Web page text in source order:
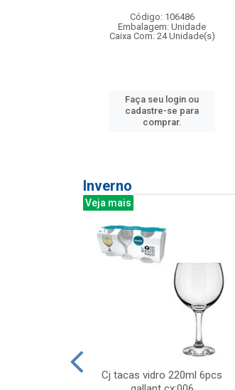
Código: 106486
Embalagem: Unidade
Caixa Com: 24 Unidade(s)
Faça seu login ou
cadastre-se para
comprar.
Inverno
Veja mais
Cj tacas vidro 220ml 6pcs